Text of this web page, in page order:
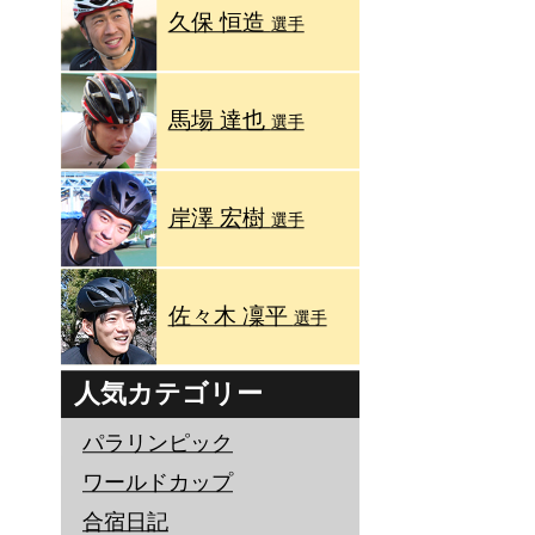
久保 恒造 選手
馬場 達也 選手
岸澤 宏樹 選手
佐々木 凜平 選手
人気カテゴリー
パラリンピック
ワールドカップ
合宿日記